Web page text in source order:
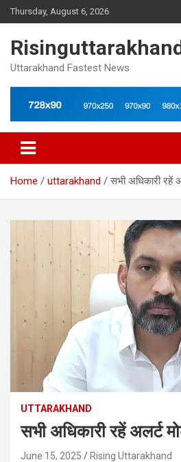
Skip
to
Thursday, August 6, 2026
Uttarakhand Fastest News
Home uttarakhand सभी अधिकारी रहें
UTTARAKHAND
सभी अधिकारी रहें अलर्ट
June 15, 2025 Rising Uttarakhand